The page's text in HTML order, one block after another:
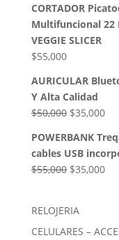
original
era:
$85,000.
es:
CORTADOR
Multifuncional 22
VEGGIE SLICER
$55,000
AURICULAR
Y Alta Calidad
$50,000 El
original
era:
$50,000.
$35,000El
es:
POWERBANK
cables USB
$55,000 El
era:
$55,000.
$35,000El
RELOJERIA
CELULARES –